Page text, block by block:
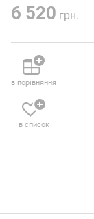
6 520 грн.
в порівняння
в список